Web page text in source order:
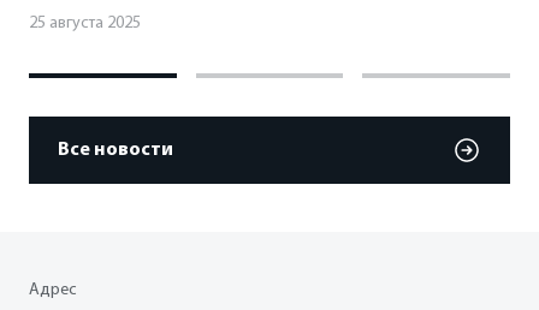
25 августа 2025
Все новости
Адрес